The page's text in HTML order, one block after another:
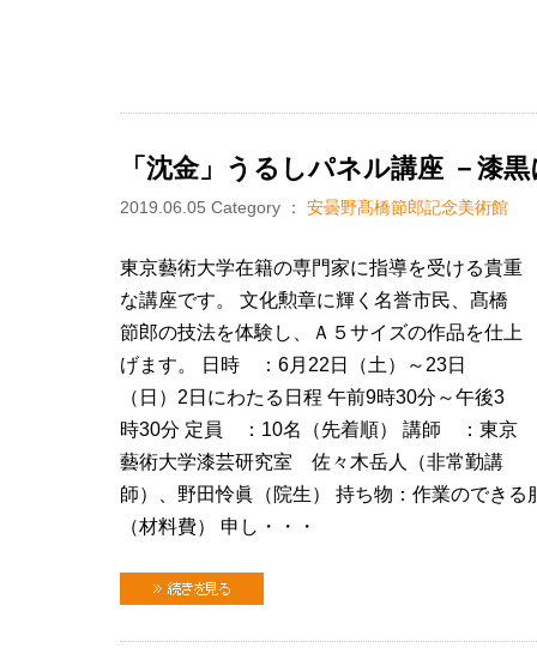
「沈金」うるしパネル講座 －漆
2019.06.05 Category ： 安曇野髙橋節郎記念美術館
東京藝術大学在籍の専門家に指導を受ける貴重
な講座です。 文化勲章に輝く名誉市民、髙橋
節郎の技法を体験し、Ａ５サイズの作品を仕上
げます。 日時 ：6月22日（土）～23日
（日）2日にわたる日程 午前9時30分～午後3
時30分 定員 ：10名（先着順） 講師 ：東京
藝術大学漆芸研究室 佐々木岳人（非常勤講
師）、野田怜眞（院生） 持ち物：作業のでき
（材料費） 申し・・・